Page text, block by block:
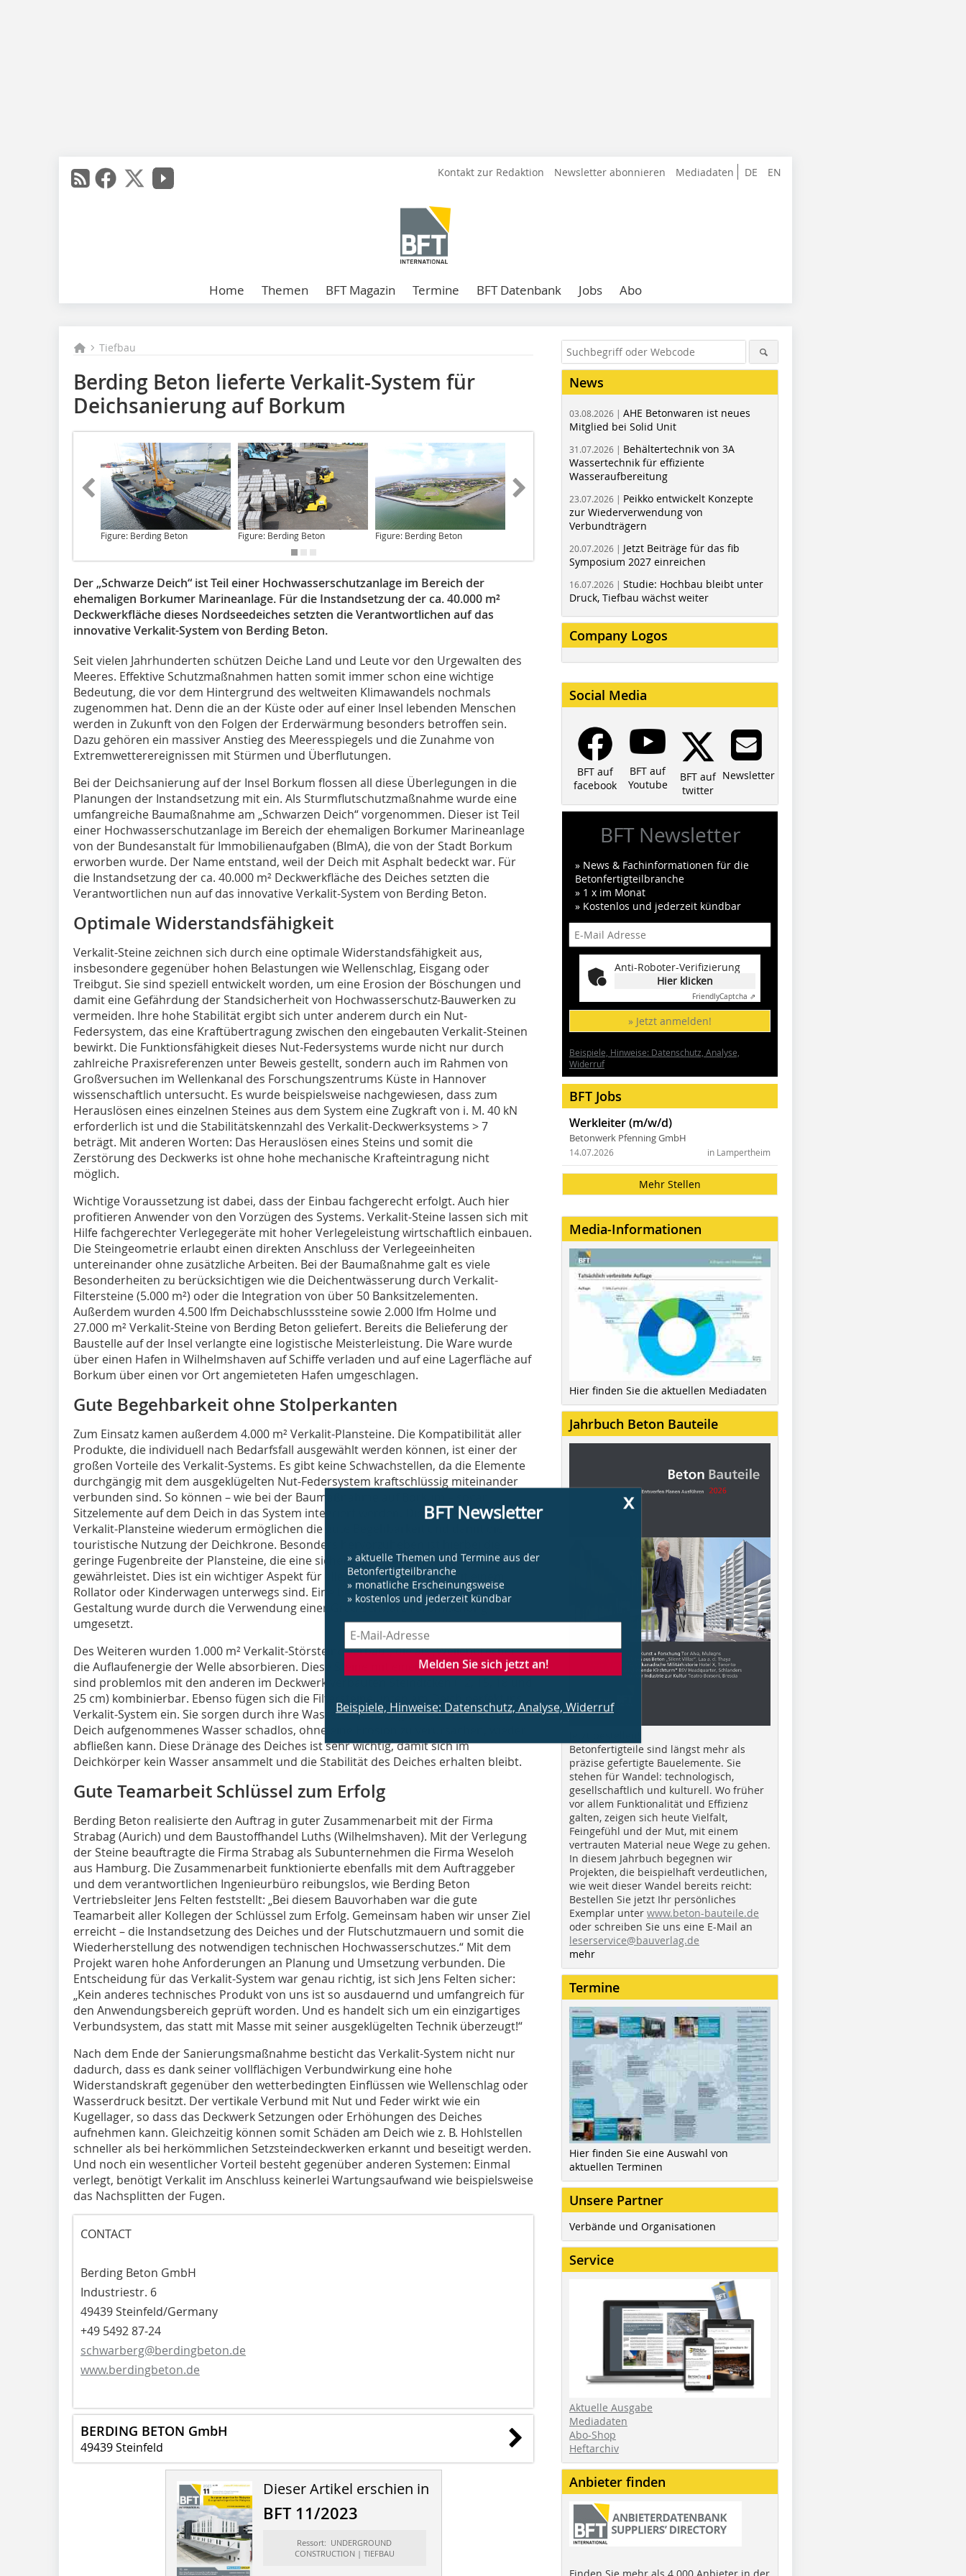
DE EN
Kontakt zur Redaktion Newsletter abonnieren Mediadaten
Home Themen BFT Magazin Termine BFT Datenbank Jobs Abo
Tiefbau
Berding Beton lieferte Verkalit-System für
Deichsanierung auf Borkum
Figure: Berding Beton Figure: Berding Beton Figure: Berding Beton
Der „Schwarze Deich“ ist Teil einer Hochwasserschutzanlage im Bereich der
ehemaligen Borkumer Marineanlage. Für die Instandsetzung der ca. 40.000 m²
Deckwerkfläche dieses Nordseedeiches setzten die Verantwortlichen auf das
innovative Verkalit-System von Berding Beton.
Seit vielen Jahrhunderten schützen Deiche Land und Leute vor den Urgewalten des
Meeres. Effektive Schutzmaßnahmen hatten somit immer schon eine wichtige
Bedeutung, die vor dem Hintergrund des weltweiten Klimawandels nochmals
zugenommen hat. Denn die an der Küste oder auf einer Insel lebenden Menschen
werden in Zukunft von den Folgen der Erderwärmung besonders betroffen sein.
Dazu gehören ein massiver Anstieg des Meeresspiegels und die Zunahme von
Extremwetterereignissen mit Stürmen und Überflutungen.
Bei der Deichsanierung auf der Insel Borkum flossen all diese Überlegungen in die
Planungen der Instandsetzung mit ein. Als Sturmflutschutzmaßnahme wurde eine
umfangreiche Baumaßnahme am „Schwarzen Deich“ vorgenommen. Dieser ist Teil
einer Hochwasserschutzanlage im Bereich der ehemaligen Borkumer Marineanlage
von der Bundesanstalt für Immobilienaufgaben (BImA), die von der Stadt Borkum
erworben wurde. Der Name entstand, weil der Deich mit Asphalt bedeckt war. Für
die Instandsetzung der ca. 40.000 m² Deckwerkfläche des Deiches setzten die
Verantwortlichen nun auf das innovative Verkalit-System von Berding Beton.
Optimale Widerstandsfähigkeit
Verkalit-Steine zeichnen sich durch eine optimale Widerstandsfähigkeit aus,
insbesondere gegenüber hohen Belastungen wie Wellenschlag, Eisgang oder
Treibgut. Sie sind speziell entwickelt worden, um eine Erosion der Böschungen und
damit eine Gefährdung der Standsicherheit von Hochwasserschutz-Bauwerken zu
vermeiden. Ihre hohe Stabilität ergibt sich unter anderem durch ein Nut-
Federsystem, das eine Kraftübertragung zwischen den eingebauten Verkalit-Steinen
bewirkt. Die Funktionsfähigkeit dieses Nut-Federsystems wurde nicht nur durch
zahlreiche Praxisreferenzen unter Beweis gestellt, sondern auch im Rahmen von
Großversuchen im Wellenkanal des Forschungszentrums Küste in Hannover
wissenschaftlich untersucht. Es wurde beispielsweise nachgewiesen, dass zum
Herauslösen eines einzelnen Steines aus dem System eine Zugkraft von i. M. 40 kN
erforderlich ist und die Stabilitätskennzahl des Verkalit-Deckwerksystems > 7
beträgt. Mit anderen Worten: Das Herauslösen eines Steins und somit die
Zerstörung des Deckwerks ist ohne hohe mechanische Krafteintragung nicht
möglich.
Wichtige Voraussetzung ist dabei, dass der Einbau fachgerecht erfolgt. Auch hier
profitieren Anwender von den Vorzügen des Systems. Verkalit-Steine lassen sich mit
Hilfe fachgerechter Verlegegeräte mit hoher Verlegeleistung wirtschaftlich einbauen.
Die Steingeometrie erlaubt einen direkten Anschluss der Verlegeeinheiten
untereinander ohne zusätzliche Arbeiten. Bei der Baumaßnahme galt es viele
Besonderheiten zu berücksichtigen wie die Deichentwässerung durch Verkalit-
Filtersteine (5.000 m²) oder die Integration von über 50 Banksitzelementen.
Außerdem wurden 4.500 lfm Deichabschlusssteine sowie 2.000 lfm Holme und
27.000 m² Verkalit-Steine von Berding Beton geliefert. Bereits die Belieferung der
Baustelle auf der Insel verlangte eine logistische Meisterleistung. Die Ware wurde
über einen Hafen in Wilhelmshaven auf Schiffe verladen und auf eine Lagerfläche auf
Borkum über einen vor Ort angemieteten Hafen umgeschlagen.
Gute Begehbarkeit ohne Stolperkanten
Zum Einsatz kamen außerdem 4.000 m² Verkalit-Plansteine. Die Kompatibilität aller
Produkte, die individuell nach Bedarfsfall ausgewählt werden können, ist einer der
großen Vorteile des Verkalit-Systems. Es gibt keine Schwachstellen, da die Elemente
durchgängig mit dem ausgeklügelten Nut-Federsystem kraftschlüssig miteinander
verbunden sind. So können – wie bei der Baumaßnahme auf Borkum – sogar
Sitzelemente auf dem Deich in das System integriert werden. Die eingesetzten
Verkalit-Plansteine wiederum ermöglichen die gute Begehbarkeit und damit die
touristische Nutzung der Deichkrone. Besonders hervorzuheben ist hierbei die
geringe Fugenbreite der Plansteine, die eine sichere Begehung ohne Stolperkanten
gewährleistet. Dies ist ein wichtiger Aspekt für alle, die auf dem Deich mit einem
Rollator oder Kinderwagen unterwegs sind. Eine besonders ansprechende
Gestaltung wurde durch die Verwendung einer Grau-Schwarz-Farbmischung
umgesetzt.
Des Weiteren wurden 1.000 m² Verkalit-Störsteine verbaut, die als „Wellenbrecher“
die Auflaufenergie der Welle absorbieren. Diese Steine mit einer Dicke von 30 cm
sind problemlos mit den anderen im Deckwerk verbauten Steindicken (12, 15, 18 und
25 cm) kombinierbar. Ebenso fügen sich die Filtersteine unten am Deich perfekt ins
Verkalit-System ein. Sie sorgen durch ihre Wasserdurchlässigkeit dafür, dass vom
Deich aufgenommenes Wasser schadlos, ohne eine Erosion zu verursachen, wieder
abfließen kann. Diese Dränage des Deiches ist sehr wichtig, damit sich im
Deichkörper kein Wasser ansammelt und die Stabilität des Deiches erhalten bleibt.
Gute Teamarbeit Schlüssel zum Erfolg
Berding Beton realisierte den Auftrag in guter Zusammenarbeit mit der Firma
Strabag (Aurich) und dem Baustoffhandel Luths (Wilhelmshaven). Mit der Verlegung
der Steine beauftragte die Firma Strabag als Subunternehmen die Firma Weseloh
aus Hamburg. Die Zusammenarbeit funktionierte ebenfalls mit dem Auftraggeber
und dem verantwortlichen Ingenieurbüro reibungslos, wie Berding Beton
Vertriebsleiter Jens Felten feststellt: „Bei diesem Bauvorhaben war die gute
Teamarbeit aller Kollegen der Schlüssel zum Erfolg. Gemeinsam haben wir unser Ziel
erreicht – die Instandsetzung des Deiches und der Flutschutzmauern und somit die
Wiederherstellung des notwendigen technischen Hochwasserschutzes.“ Mit dem
Projekt waren hohe Anforderungen an Planung und Umsetzung verbunden. Die
Entscheidung für das Verkalit-System war genau richtig, ist sich Jens Felten sicher:
„Kein anderes technisches Produkt von uns ist so ausdauernd und umfangreich für
den Anwendungsbereich geprüft worden. Und es handelt sich um ein einzigartiges
Verbundsystem, das statt mit Masse mit seiner ausgeklügelten Technik überzeugt!“
Nach dem Ende der Sanierungsmaßnahme besticht das Verkalit-System nicht nur
dadurch, dass es dank seiner vollflächigen Verbundwirkung eine hohe
Widerstandskraft gegenüber den wetterbedingten Einflüssen wie Wellenschlag oder
Wasserdruck besitzt. Der vertikale Verbund mit Nut und Feder wirkt wie ein
Kugellager, so dass das Deckwerk Setzungen oder Erhöhungen des Deiches
aufnehmen kann. Gleichzeitig können somit Schäden am Deich wie z. B. Hohlstellen
schneller als bei herkömmlichen Setzsteindeckwerken erkannt und beseitigt werden.
Und noch ein wesentlicher Vorteil besteht gegenüber anderen Systemen: Einmal
verlegt, benötigt Verkalit im Anschluss keinerlei Wartungsaufwand wie beispielsweise
das Nachsplitten der Fugen.
CONTACT
Berding Beton GmbH
Industriestr. 6
49439 Steinfeld/Germany
+49 5492 87-24
schwarberg@berdingbeton.de
www.berdingbeton.de
BERDING BETON GmbH
49439 Steinfeld
Dieser Artikel erschien in
BFT 11/2023
Ressort: UNDERGROUND
CONSTRUCTION | TIEFBAU
x
BFT Newsletter
» aktuelle Themen und Termine aus der
Betonfertigteilbranche
» monatliche Erscheinungsweise
» kostenlos und jederzeit kündbar
Melden Sie sich jetzt an!
Beispiele, Hinweise: Datenschutz, Analyse, Widerruf
News
03.08.2026 | AHE Betonwaren ist neues
Mitglied bei Solid Unit
31.07.2026 | Behältertechnik von 3A
Wassertechnik für effiziente
Wasseraufbereitung
23.07.2026 | Peikko entwickelt Konzepte
zur Wiederverwendung von
Verbundträgern
20.07.2026 | Jetzt Beiträge für das fib
Symposium 2027 einreichen
16.07.2026 | Studie: Hochbau bleibt unter
Druck, Tiefbau wächst weiter
Company Logos
Social Media
BFT auf
facebook
BFT auf
Youtube
BFT auf
twitter
Newsletter
BFT Newsletter
» News & Fachinformationen für die
Betonfertigteilbranche
» 1 x im Monat
» Kostenlos und jederzeit kündbar
Anti-Roboter-Verifizierung
Hier klicken
FriendlyCaptcha ⇗
» Jetzt anmelden!
Beispiele, Hinweise: Datenschutz, Analyse,
Widerruf
BFT Jobs
Werkleiter (m/w/d)
Betonwerk Pfenning GmbH
in Lampertheim
14.07.2026
Mehr Stellen
Media-Informationen
Hier finden Sie die aktuellen Mediadaten
Jahrbuch Beton Bauteile
Betonfertigteile sind längst mehr als
präzise gefertigte Bauelemente. Sie
stehen für Wandel: technologisch,
gesellschaftlich und kulturell. Wo früher
vor allem Funktionalität und Effizienz
galten, zeigen sich heute Vielfalt,
Feingefühl und der Mut, mit einem
vertrauten Material neue Wege zu gehen.
In diesem Jahrbuch begegnen wir
Projekten, die beispielhaft verdeutlichen,
wie weit dieser Wandel bereits reicht:
Bestellen Sie jetzt Ihr persönliches
Exemplar unter www.beton-bauteile.de
oder schreiben Sie uns eine E-Mail an
leserservice@bauverlag.de
mehr
Termine
Hier finden Sie eine Auswahl von
aktuellen Terminen
Unsere Partner
Verbände und Organisationen
Service
Aktuelle Ausgabe
Mediadaten
Abo-Shop
Heftarchiv
Anbieter finden